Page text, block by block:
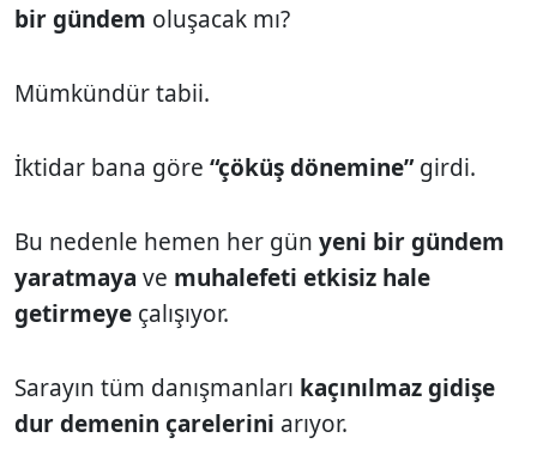
bir gündem oluşacak mı?
Mümkündür tabii.
İktidar bana göre “çöküş dönemine”girdi.
Bu nedenle hemen her gün yeni bir gündem
yaratmaya ve muhalefeti etkisiz hale
getirmeye çalışıyor.
Sarayın tüm danışmanları kaçınılmaz gidişe
dur demenin çarelerini arıyor.